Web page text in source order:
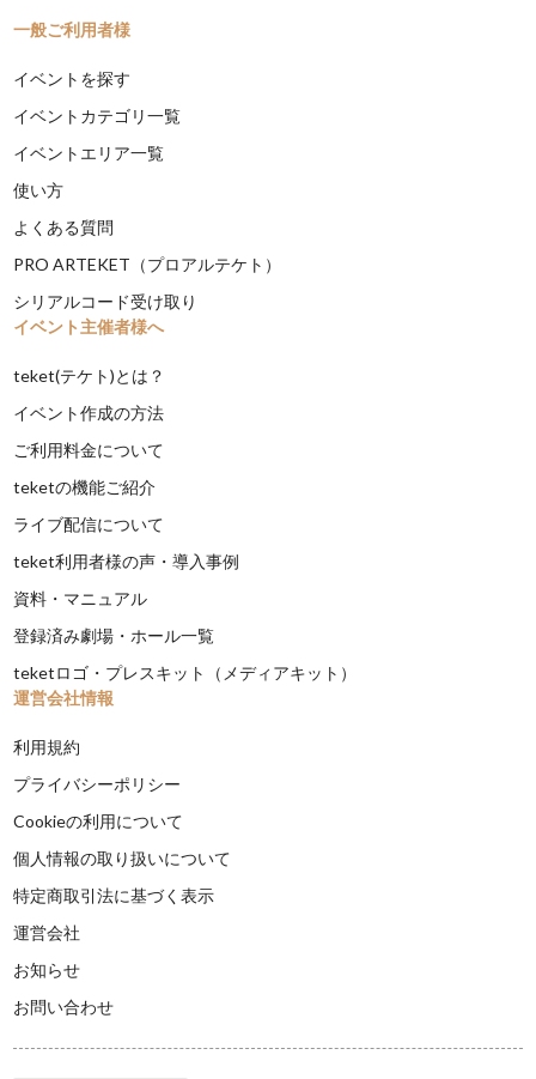
一般ご利用者様
イベントを探す
イベントカテゴリ一覧
イベントエリア一覧
使い方
よくある質問
PRO ARTEKET（プロアルテケト）
シリアルコード受け取り
イベント主催者様へ
teket(テケト)とは？
イベント作成の方法
ご利用料金について
teketの機能ご紹介
ライブ配信について
teket利用者様の声・導入事例
資料・マニュアル
登録済み劇場・ホール一覧
teketロゴ・プレスキット（メディアキット）
運営会社情報
利用規約
プライバシーポリシー
Cookieの利用について
個人情報の取り扱いについて
特定商取引法に基づく表示
運営会社
お知らせ
お問い合わせ